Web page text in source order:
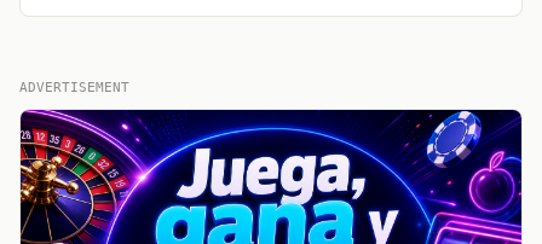
ADVERTISEMENT